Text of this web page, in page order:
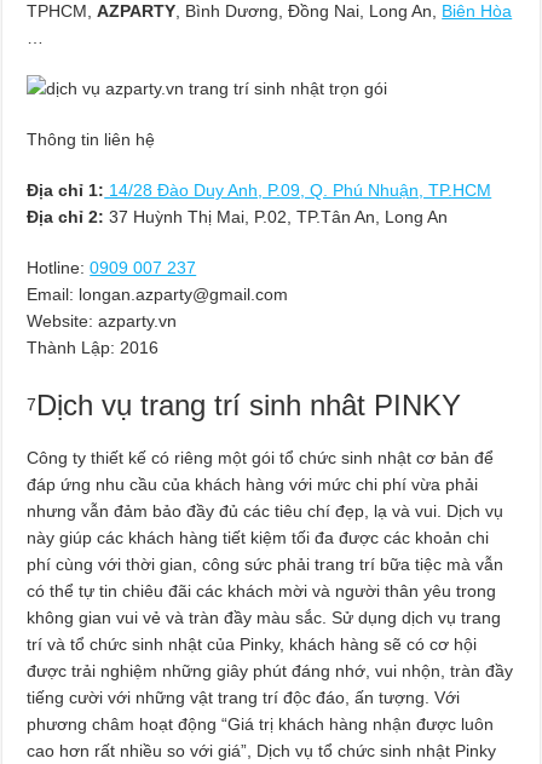
TPHCM,AZPARTY, Bình Dương, Đồng Nai, Long An, Biên Hòa
…
Thông tin liên hệ
Địa chỉ 1: 14/28 Đào Duy Anh, P.09, Q. Phú Nhuận, TP.HCM
Địa chỉ 2: 37 Huỳnh Thị Mai, P.02, TP.Tân An, Long An
Hotline: 0909 007 237
Email: longan.azparty@gmail.com
Website: azparty.vn
Thành Lập: 2016
7Dịch vụ trang trí sinh nhât PINKY
Công ty thiết kế có riêng một gói tổ chức sinh nhật cơ bản để
đáp ứng nhu cầu của khách hàng với mức chi phí vừa phải
nhưng vẫn đảm bảo đầy đủ các tiêu chí đẹp, lạ và vui. Dịch vụ
này giúp các khách hàng tiết kiệm tối đa được các khoản chi
phí cùng với thời gian, công sức phải trang trí bữa tiệc mà vẫn
có thể tự tin chiêu đãi các khách mời và người thân yêu trong
không gian vui vẻ và tràn đầy màu sắc. Sử dụng dịch vụ trang
trí và tổ chức sinh nhật của Pinky, khách hàng sẽ có cơ hội
được trải nghiệm những giây phút đáng nhớ, vui nhộn, tràn đầy
tiếng cười với những vật trang trí độc đáo, ấn tượng. Với
phương châm hoạt động “Giá trị khách hàng nhận được luôn
cao hơn rất nhiều so với giá”, Dịch vụ tổ chức sinh nhật Pinky